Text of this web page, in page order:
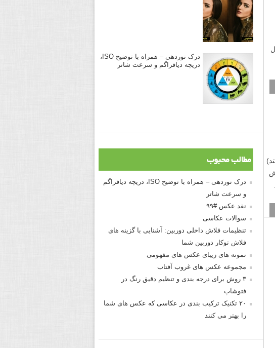
درک نوردهی – همراه با توضیح ISO،
دریچه دیافراگم و سرعت شاتر
مطالب محبوب
درک نوردهی – همراه با توضیح ISO، دریچه دیافراگم
و سرعت شاتر
نقد عکس #۹۹
سوالات عکاسی
تنظیمات فلاش داخلی دوربین: آشنایی با گزینه های
فلاش توکار دوربین شما
نمونه های زیبای عکس های مفهومی
مجموعه عکس های غروب آفتاب
۳ روش برای درجه بندی و تنظیم دقیق رنگ در
فتوشاپ
۲۰ تکنیک ترکیب بندی در عکاسی که عکس های شما
را بهتر می کنند